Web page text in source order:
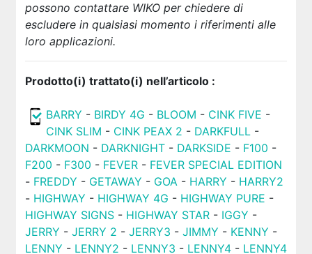
possono contattare WIKO per chiedere di
escludere in qualsiasi momento i riferimenti alle
loro applicazioni.
Prodotto(i) trattato(i) nell’articolo :
BARRY - BIRDY 4G - BLOOM - CINK FIVE -
CINK SLIM - CINK PEAX 2 - DARKFULL-
DARKMOON - DARKNIGHT- DARKSIDE - F100 -
F200 - F300 - FEVER - FEVER SPECIAL EDITION
- FREDDY - GETAWAY - GOA- HARRY - HARRY2
- HIGHWAY - HIGHWAY 4G - HIGHWAY PURE -
HIGHWAY SIGNS- HIGHWAY STAR - IGGY -
JERRY - JERRY 2 - JERRY3 - JIMMY - KENNY -
LENNY - LENNY2 - LENNY3 - LENNY4- LENNY4